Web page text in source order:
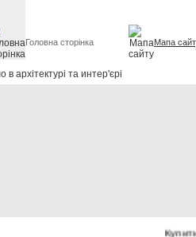
Головна сторінка Мапа